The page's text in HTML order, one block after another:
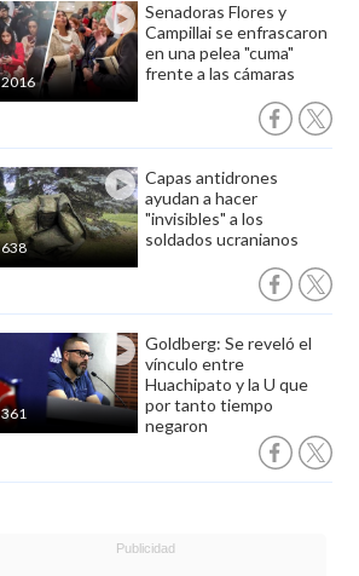
2016
Senadoras Flores y
Campillai se enfrascaron
en una pelea "cuma"
frente a las cámaras
638
Capas antidrones
ayudan a hacer
"invisibles" a los
soldados ucranianos
361
Goldberg: Se reveló el
vínculo entre
Huachipato y la U que
por tanto tiempo
negaron